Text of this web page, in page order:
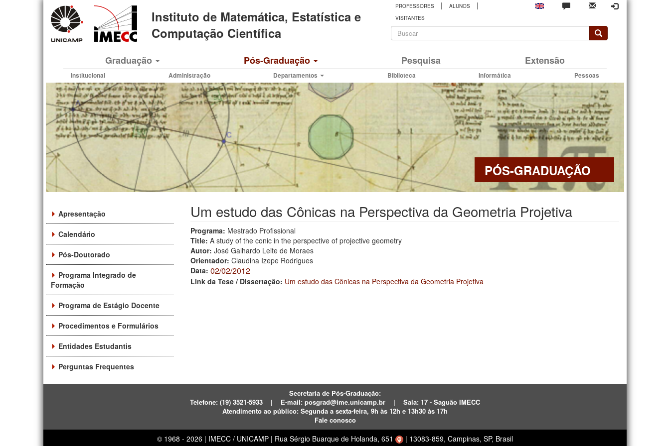
Instituto de Matemática, Estatística e
Computação Científica
PROFESSORES | ALUNOS |
VISITANTES
Formulário
busca
Graduação Pós-Graduação Pesquisa Extensão
Institucional Administração Departamentos Biblioteca Informática Pessoas
PÓS-GRADUAÇÃO
Apresentação
Calendário
Pós-Doutorado
Programa Integrado de
Formação
Programa de Estágio Docente
Procedimentos e Formulários
Entidades Estudantis
Perguntas Frequentes
Um estudo das Cônicas na Perspectiva da Geometria Projetiva
Programa: Mestrado Profissional
Title: A study of the conic in the perspective of projective geometry
Autor: José Galhardo Leite de Moraes
Orientador: Claudina Izepe Rodrigues
Data: 02/02/2012
Link da Tese / Dissertação: Um estudo das Cônicas na Perspectiva da Geometria Projetiva
Secretaria de Pós-Graduação:
Telefone: (19) 3521-5933 | E-mail: posgrad@ime.unicamp.br |
Sala: 17 - Saguão IMECC
Atendimento ao público: Segunda a sexta-feira, 9h às 12h e 13h30 às 17h
Fale conosco
© 1968 - 2026 | IMECC / UNICAMP | Rua Sérgio Buarque de Holanda, 651 | 13083-859, Campinas, SP, Brasil